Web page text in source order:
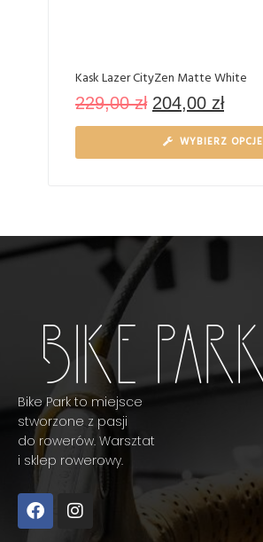
Kask Lazer CityZen Matte White
229,00zł 204,00 zł
WYBIERZ OPCJE
Bike Park to miejsce
stworzone z pasji
do rowerów. Warsztat
i sklep rowerowy.